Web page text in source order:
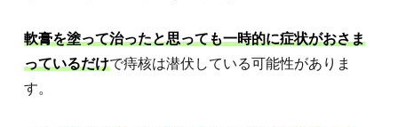
軟膏を塗って治ったと思っても一時的に症状がおさま
っているだけで痔核は潜伏している可能性がありま
す。